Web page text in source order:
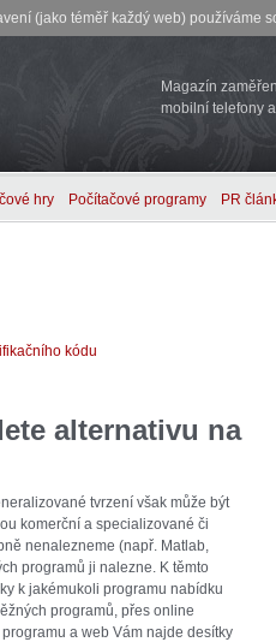
(jako téměř každý web) používáme
Magazín
mobilní telefony
hry Počítačové programy PR
kódu
alternativu na
tvrzení však může být
komerční a specializované či
nenalezneme (např. Matlab,
programů ji nalezne. K těmto
k jakémukoli programu nabídku
programů, přes online
a web Vám najde desítky